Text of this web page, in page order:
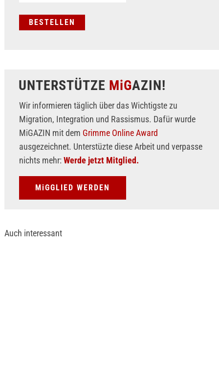
UNTERSTÜTZE MiGAZIN!
Wir informieren täglich über das Wichtigste zu
Migration, Integration und Rassismus. Dafür wurde
MiGAZIN mit dem Grimme Online Award
ausgezeichnet. Unterstüzte diese Arbeit und verpasse
nichts mehr: Werde jetzt Mitglied.
MiGGLIED WERDEN
Auch interessant